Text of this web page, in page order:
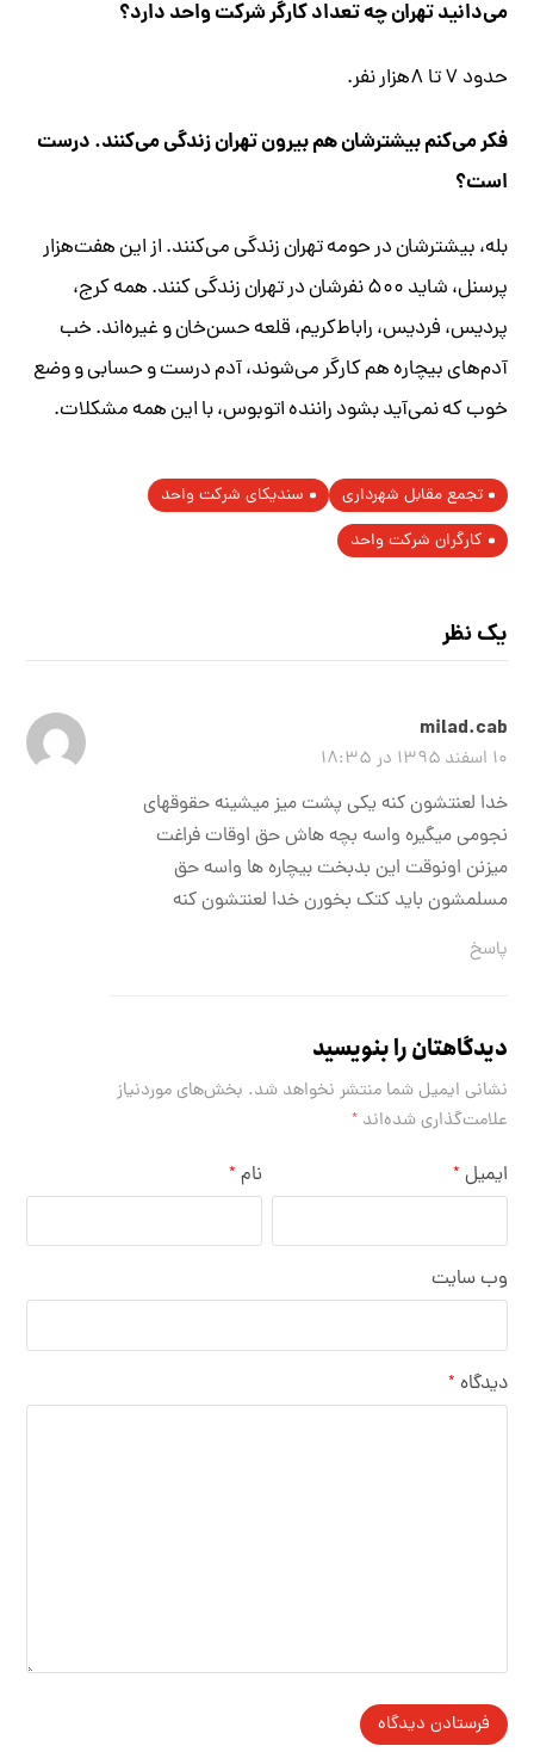
می‌دانید تهران چه تعداد کارگر شرکت واحد دارد؟
حدود ۷ تا ۸‌هزار نفر.
فکر می‌کنم بیشترشان هم بیرون تهران زندگی می‌کنند. درست
است؟
بله، بیشترشان در حومه تهران زندگی می‌کنند. از این هفت‌هزار
پرسنل، شاید ۵۰۰ نفرشان در تهران زندگی کنند. همه کرج،
پردیس، فردیس، راباط‌کریم، قلعه‌ حسن‌خان و غیره‌اند. خب
آدم‌های بیچاره هم کارگر می‌شوند، آدم درست و حسابی و وضع
خوب که نمی‌آید بشود راننده اتوبوس، با این همه مشکلات.
تجمع مقابل شهرداری
سندیکای شرکت واحد
کارگران شرکت واحد
یک نظر
milad.cab
۱۰ اسفند ۱۳۹۵ در ۱۸:۳۵
خدا لعنتشون کنه یکی پشت میز میشینه حقوقهای
نجومی میگیره واسه بچه هاش حق اوقات فراغت
میزنن اونوقت این بدبخت بیچاره ها واسه حق
مسلمشون باید کتک بخورن خدا لعنتشون کنه
پاسخ
دیدگاهتان را بنویسید
نشانی ایمیل شما منتشر نخواهد شد. بخش‌های موردنیاز
علامت‌گذاری شده‌اند*
نام * ایمیل *
وب‌ سایت
دیدگاه *